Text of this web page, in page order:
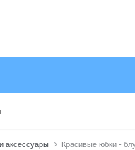
аксессуары Красивые юбки -